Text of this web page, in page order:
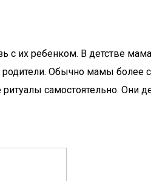
с их ребенком. В детстве
Обычно мамы более
самостоятельно. Они